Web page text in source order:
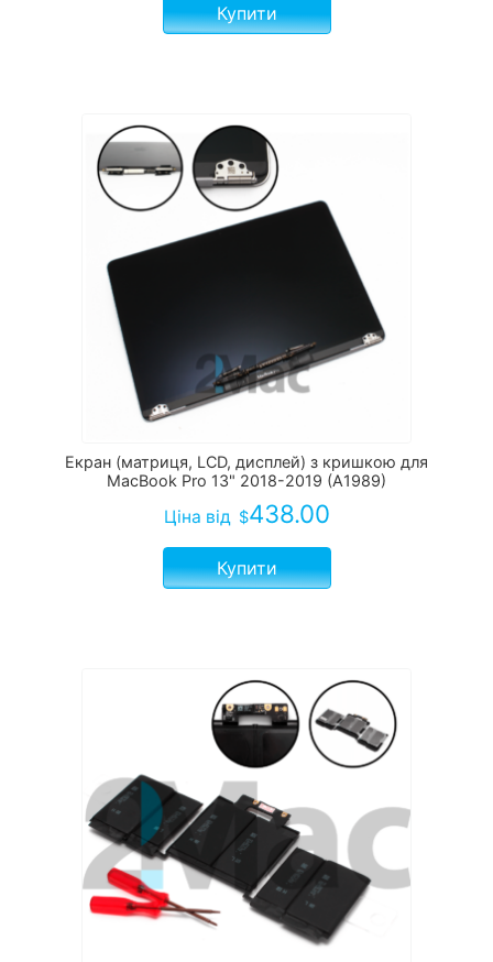
Купити
Екран (матриця, LCD, дисплей) з кришкою для
MacBook Pro 13" 2018-2019 (A1989)
Ціна від $438.00
Купити